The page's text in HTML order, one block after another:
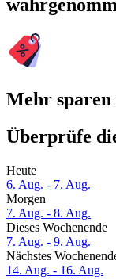
Mehr
Überprüfe
Heute
6. Aug. - 7. Aug.
Morgen
7. Aug. - 8. Aug.
Dieses Wochenende
7. Aug. - 9. Aug.
Nächstes
14. Aug. - 16. Aug.